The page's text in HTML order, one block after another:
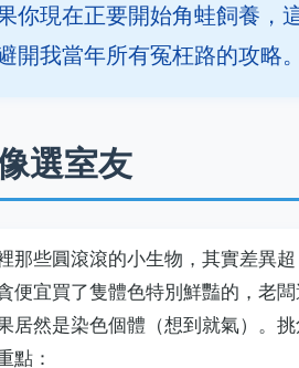
你現在正要開始角蛙飼養，
開我當年所有冤枉路的攻略
選室友
那些圓滾滾的小生物，其實差異超
便宜買了隻體色特別鮮豔的，老
居然是染色個體（想到就氣）。
點：